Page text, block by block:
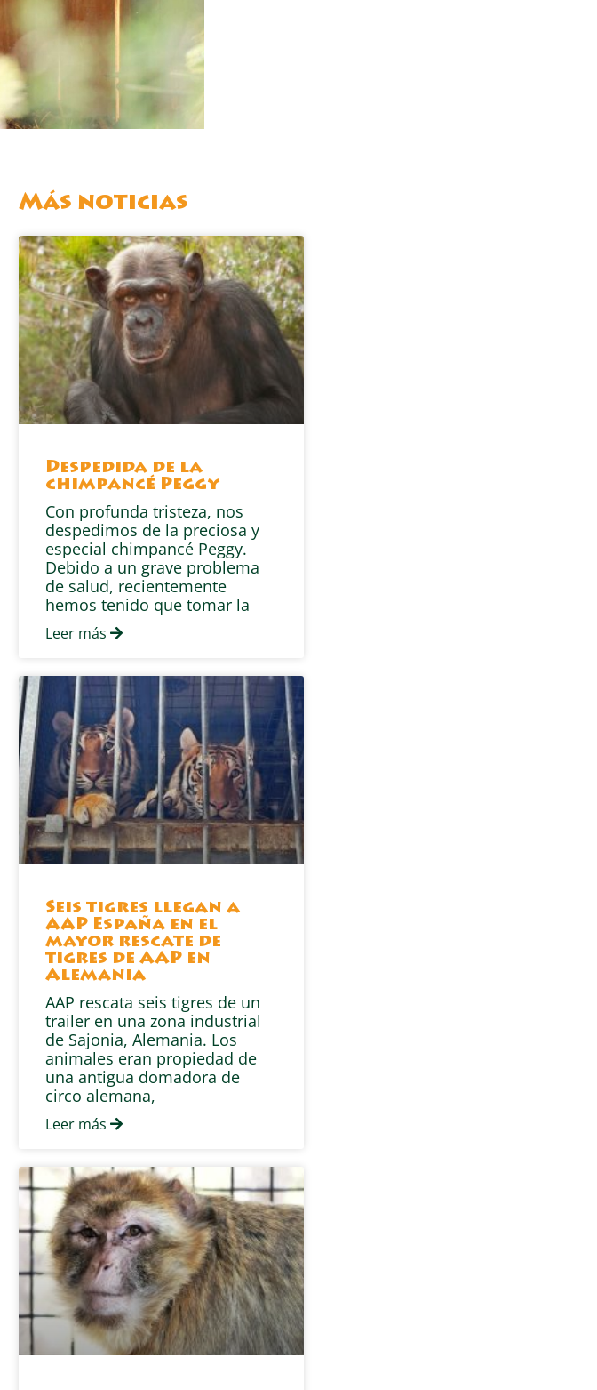
Más noticias
Despedida de la
chimpancé Peggy
Con profunda tristeza, nos
despedimos de la preciosa y
especial chimpancé Peggy.
Debido a un grave problema
de salud, recientemente
hemos tenido que tomar la
Leer más
Seis tigres llegan a
AAP España en el
mayor rescate de
tigres de AAP en
Alemania
AAP rescata seis tigres de un
trailer en una zona industrial
de Sajonia, Alemania. Los
animales eran propiedad de
una antigua domadora de
circo alemana,
Leer más